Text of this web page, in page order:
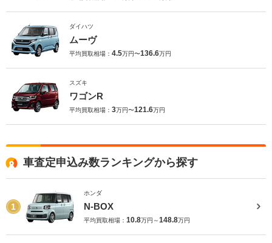
ダイハツ
ムーヴ
平均買取相場： 4.5万円〜136.6万円
スズキ
ワゴンR
平均買取相場： 3万円〜121.6万円
車査定申込み数ランキングから探す
1
ホンダ
N-BOX
平均買取相場： 10.8万円～148.8万円